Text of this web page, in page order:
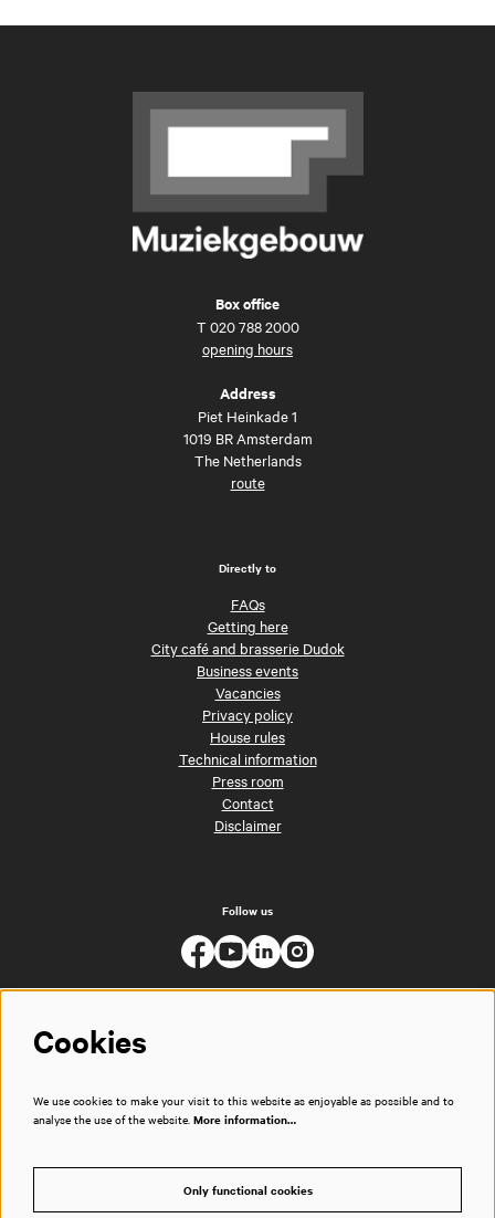
Box office
T 020 788 2000
opening hours
Address
Piet Heinkade 1
1019 BR Amsterdam
The Netherlands
route
Directly to
FAQs
Getting here
City café and brasserie Dudok
Business events
Vacancies
Privacy policy
House rules
Technical information
Press room
Contact
Disclaimer
Follow us
Cookies
We use cookies to make your visit to this website as enjoyable as possible and to
analyse the use of the website. More information…
Only functional cookies